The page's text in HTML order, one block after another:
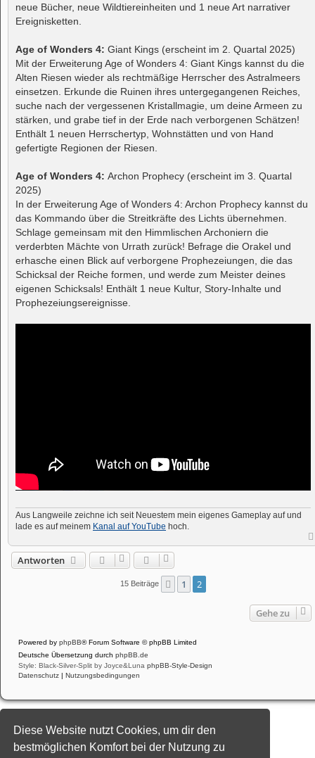
Diese Website nutzt Cookies, um dir den
bestmöglichen Komfort bei der Nutzung zu
neue Bücher, neue Wildtiereinheiten und 1 neue Art narrativer
Ereignisketten.
Age of Wonders 4: Giant Kings (erscheint im 2. Quartal 2025)
Mit der Erweiterung Age of Wonders 4: Giant Kings kannst du die
Alten Riesen wieder als rechtmäßige Herrscher des Astralmeers
einsetzen. Erkunde die Ruinen ihres untergegangenen Reiches,
suche nach der vergessenen Kristallmagie, um deine Armeen zu
stärken, und grabe tief in der Erde nach verborgenen Schätzen!
Enthält 1 neuen Herrschertyp, Wohnstätten und von Hand
gefertigte Regionen der Riesen.
Age of Wonders 4: Archon Prophecy (erscheint im 3. Quartal
2025)
In der Erweiterung Age of Wonders 4: Archon Prophecy kannst du
das Kommando über die Streitkräfte des Lichts übernehmen.
Schlage gemeinsam mit den Himmlischen Archoniern die
verderbten Mächte von Urrath zurück! Befrage die Orakel und
erhasche einen Blick auf verborgene Prophezeiungen, die das
Schicksal der Reiche formen, und werde zum Meister deines
eigenen Schicksals! Enthält 1 neue Kultur, Story-Inhalte und
Prophezeiungsereignisse.
Aus Langweile zeichne ich seit Neuestem mein eigenes Gameplay auf und
lade es auf meinem Kanal auf YouTube hoch.
Antworten
15 Beiträge Vorherige
1 2
Gehe zu
Powered by phpBB® Forum Software © phpBB Limited
Deutsche Übersetzung durch phpBB.de
Style: Black-Silver-Split by Joyce&Luna phpBB-Style-Design
Datenschutz | Nutzungsbedingungen